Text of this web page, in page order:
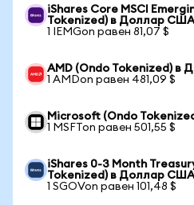
iShares Core MSCI
Tokenized) в Доллар США
1 IEMGon равен 81,07 $
AMD (Ondo Tokenized) в
1 AMDon равен 481,09 $
Microsoft (Ondo
1 MSFTon равен 501,55 $
iShares 0-3 Month
Tokenized) в Доллар США
1 SGOVon равен 101,48 $